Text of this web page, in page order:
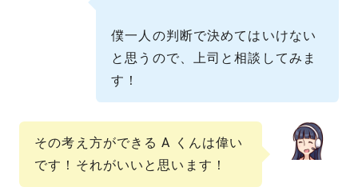
僕一人の判断で決めてはいけない
と思うので、上司と相談してみま
す！
その考え方ができる A くんは偉い
です！それがいいと思います！